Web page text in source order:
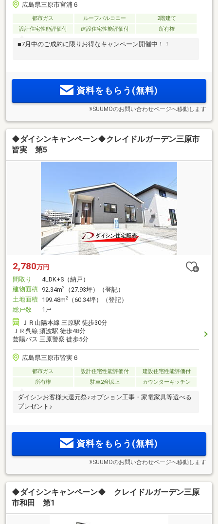
広島県三原市宮浦６
都市ガス ルーフバルコニー
2階建て
設計住宅性能評価付
建設住宅性能評価付 所有権
■7月中のご成約に限りお得なキャンペーン開催中！！
資料をもらう(無料)
※SUUMOのお問い合わせページへ移動します
◆ダイシンキャンペーン◆クレイドルガーデン三原市
皆実 第5
2,780万円
間取り
4LDK+S（納戸）
建物面積 92.34m2
（27.93坪）（登記）
土地面積 199.48m2
（60.34坪）（登記）
総戸数
1戸
ＪＲ山陽本線 三原駅 徒歩30分
ＪＲ呉線 須波駅 徒歩48分
芸陽バス 三原警察 徒歩5分
広島県三原市皆実６
都市ガス 設計住宅性能評価付
建設住宅性能評価付
所有権
駐車2台以上 カウンターキッチン
ダイシンお客様大還元祭♪オプション工事・家電家具等選べる
プレゼント♪
資料をもらう(無料)
※SUUMOのお問い合わせページへ移動します
◆ダイシンキャンペーン◆ クレイドルガーデン三原
市和田 第1